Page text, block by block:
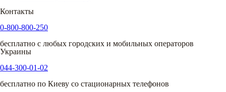
Контакты
0-800-800-250
бесплатно с любых городских и мобильных операторов
Украины
044-300-01-02
бесплатно по Киеву со стационарных телефонов